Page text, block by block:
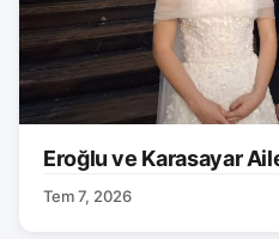
Eroğlu ve Karasayar
Tem 7, 2026